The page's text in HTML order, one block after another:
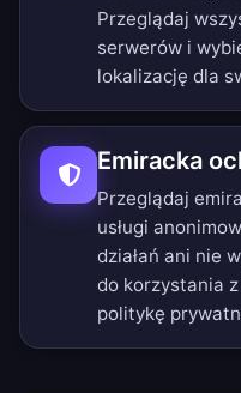
Przeglądaj
serwerów i
lokalizację dla
Emiracka
Przeglądaj
usługi
działań ani nie
do korzystania z
politykę